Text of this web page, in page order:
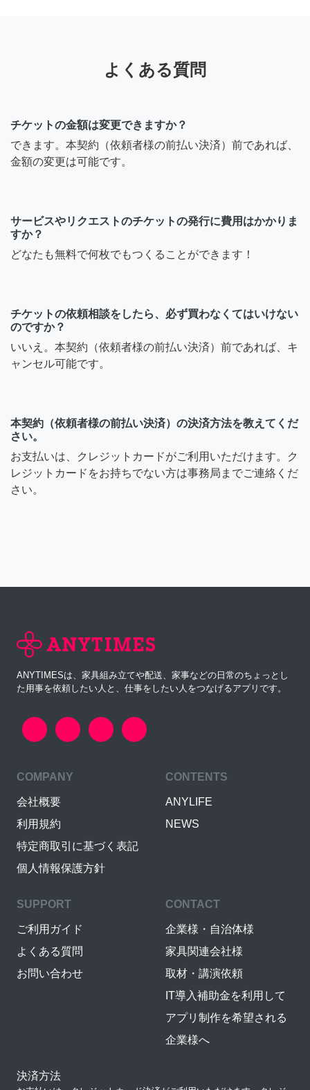
よくある質問
チケットの金額は変更できますか？
できます。本契約（依頼者様の前払い決済）前であれば、
金額の変更は可能です。
サービスやリクエストのチケットの発行に費用はかかりま
すか？
どなたも無料で何枚でもつくることができます！
チケットの依頼相談をしたら、必ず買わなくてはいけない
のですか？
いいえ。本契約（依頼者様の前払い決済）前であれば、キ
ャンセル可能です。
本契約（依頼者様の前払い決済）の決済方法を教えてくだ
さい。
お支払いは、クレジットカードがご利用いただけます。ク
レジットカードをお持ちでない方は事務局までご連絡くだ
さい。
ANYTIMESは、家具組み立てや配送、家事などの日常のちょっとし
た用事を依頼したい人と、仕事をしたい人をつなげるアプリです。
COMPANY
会社概要
利用規約
特定商取引に基づく表記
個人情報保護方針
CONTENTS
ANYLIFE
NEWS
SUPPORT
ご利用ガイド
よくある質問
お問い合わせ
CONTACT
企業様・自治体様
家具関連会社様
取材・講演依頼
IT導入補助金を利用して
アプリ制作を希望される
企業様へ
決済方法